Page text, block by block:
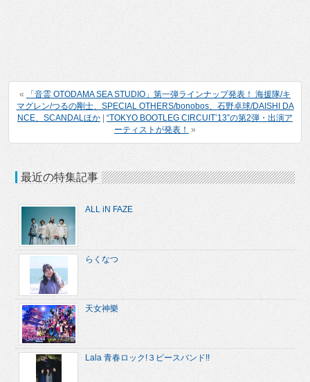
«
「音霊 OTODAMA SEA STUDIO」第一弾ラインナップ発表！ 海援隊/キ
マグレン/つるの剛士、SPECIAL OTHERS/bonobos、石野卓球/DAISHI DA
NCE、SCANDALほか | “TOKYO BOOTLEG CIRCUIT’13”の第2弾・出演ア
ーティストが発表！ »
最近の特集記事
ALL iN FAZE
らくなつ
天女神樂
Lala 青春ロック!３ピースバンド!!